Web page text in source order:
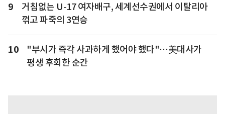
9
거침없는 U-17 여자배구, 세계선수권에서 이탈리아
꺾고 파죽의 3연승
10
"부시가 즉각 사과하게 했어야 했다"…美대사가
평생 후회한 순간